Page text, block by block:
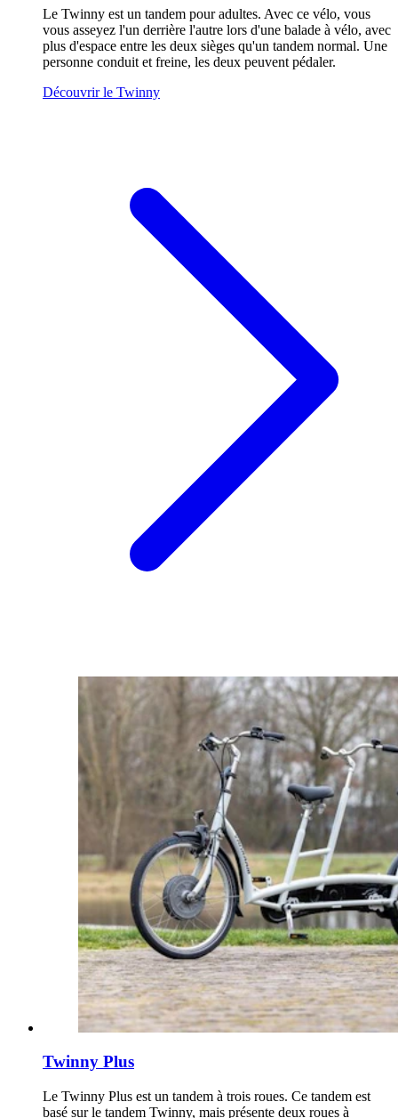
Le Twinny est un tandem pour adultes. Avec ce vélo, vous
vous asseyez l'un derrière l'autre lors d'une balade à vélo, avec
plus d'espace entre les deux sièges qu'un tandem normal. Une
personne conduit et freine, les deux peuvent pédaler.
Découvrir le Twinny
Twinny Plus
Le Twinny Plus est un tandem à trois roues. Ce tandem est
basé sur le tandem Twinny, mais présente deux roues à